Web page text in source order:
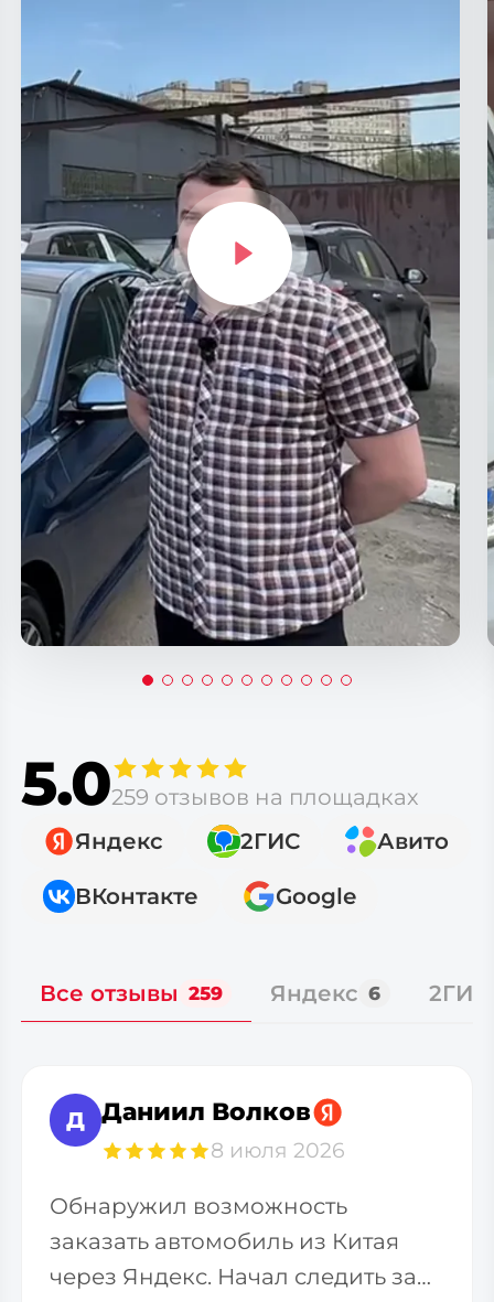
5.0259 отзывов на площадках
Яндекс
2ГИС Авито
ВКонтакте Google
Все отзывы 259 Яндекс 6 2ГИС
Д Даниил Волков
8 июля 2026
Обнаружил возможность
заказать автомобиль из Китая
через Яндекс. Начал следить за